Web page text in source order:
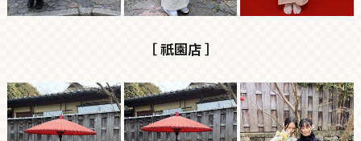
［ 祇園店 ］